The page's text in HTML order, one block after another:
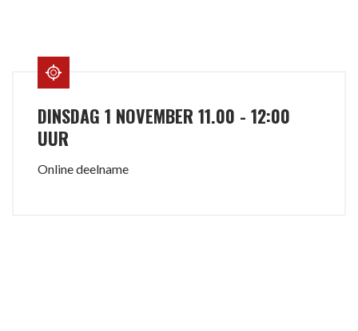
DINSDAG 1 NOVEMBER 11.00 - 12:00
UUR
Online deelname